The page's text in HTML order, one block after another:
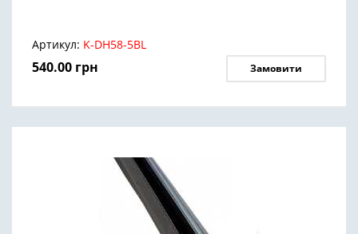
Артикул: K-DH58-5BL
540.00 грн Замовити